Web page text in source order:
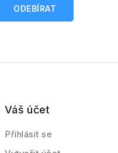
Váš účet
Přihlásit se